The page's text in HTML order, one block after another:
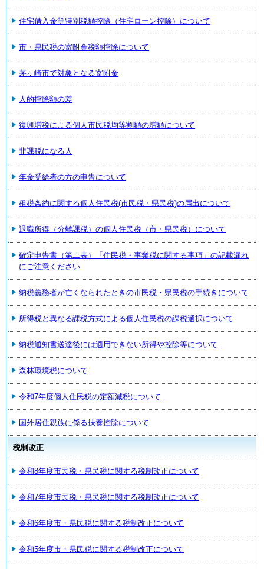
住宅借入金等特別税額控除（住宅ローン控除）について
市・県民税の寄附金税額控除について
茅ヶ崎市で対象となる寄附金
人的控除額の差
復興増税による個人市民税均等割額の増額について
非課税になる人
年金受給者の方の申告について
租税条約に関する個人住民税(市民税・県民税)の届出について
退職所得（分離課税）の個人住民税（市・県民税）について
確定申告書（第二表）「住民税・事業税に関する事項」の記載漏れ
にご注意ください
納税義務者が亡くなられたときの市民税・県民税の手続きについて
所得税と異なる課税方式による個人住民税の課税選択について
納税通知書送達後には適用できない所得や控除等について
森林環境税について
令和7年度個人住民税の定額減税について
国外居住親族に係る扶養控除について
税制改正
令和8年度市民税・県民税に関する税制改正について
令和7年度市民税・県民税に関する税制改正について
令和6年度市・県民税に関する税制改正について
令和5年度市・県民税に関する税制改正について